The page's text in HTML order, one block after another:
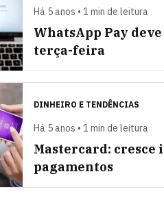
Há 5 anos • 1 min de leitura
WhatsApp Pay
terça-feira
DINHEIRO E TENDÊNCIAS
Há 5 anos • 1 min de leitura
Mastercard: cresce
pagamentos